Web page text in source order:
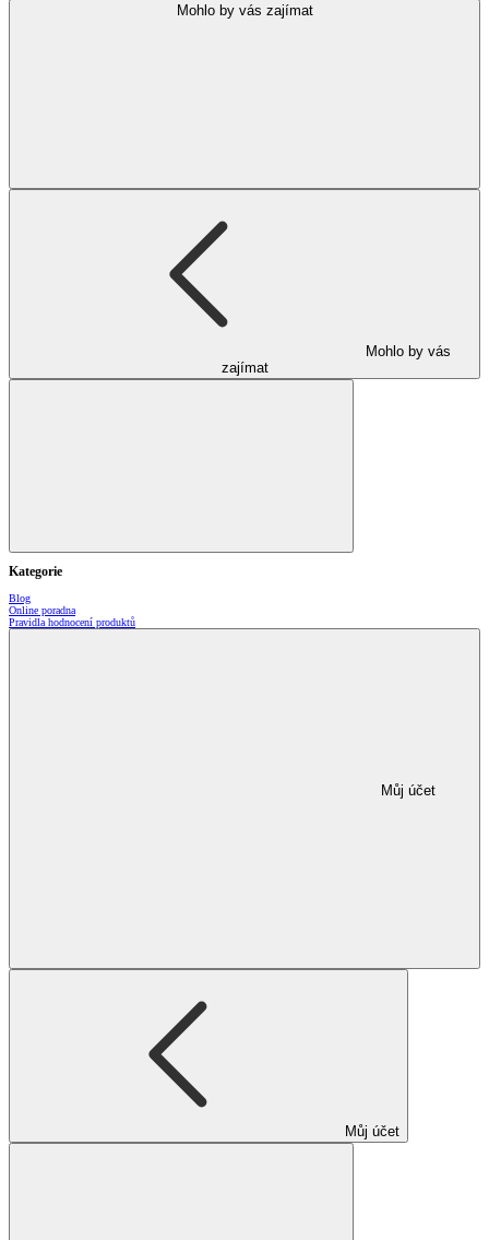
Mohlo by vás zajímat
Mohlo by vás
zajímat
Kategorie
Blog
Online poradna
Pravidla hodnocení produktů
Můj účet
Můj účet